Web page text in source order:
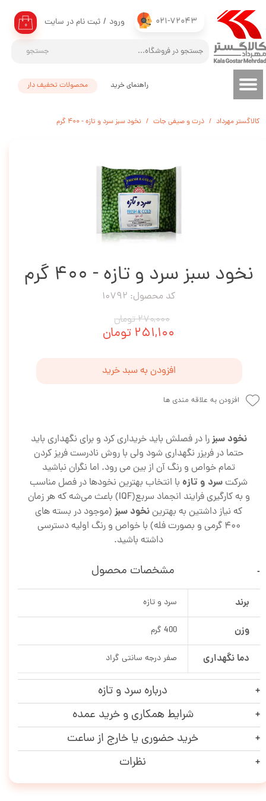
021-72043
جستجو
۰ ورود / ثبت نام در سایت
حساب کاربری من
تغییر گذر واژه
سفارشات
محصولات تحفیف دار راهنمای خرید
کالاگستر مهرداد ذرت و صیفی جات نخود سبز سرد و تازه - 400 گرم
نخود سبز سرد و تازه - 400 گرم
کد محصول: 10792
۲۷۰,۰۰۰ تومان
۲۵۱,۱۰۰ تومان
افزودن به سبد خرید
افزودن به علاقه مندی ها
نخود سبزرا در فصلش باید خریداری کرد و برای نگهداری باید
حتما در فریزر نگهداری شود ولی با روش نادرست فریز کردن
تمام خواص و رنگ آن از بین می رود. اما نگران نباشید
شرکتسرد و تازهبا انتخاب بهترین نخودها در فصل مناسب
و به کارگیری فرایند انجماد سربع(IQF) باعث می‌شه که هر زمان
که نیاز داشتین به بهتریننخود سبز(موجود در بسته های
۴۰۰ گرمی و بصورت فله) با خواص و رنگ اولیه دسترسی
داشته باشید.
مشخصات محصول
برند سرد و تازه
وزن 400 گرم
دما نگهداری صفر درجه سانتی گراد
درباره سرد و تازه
شرایط همکاری و خرید عمده
خرید حضوری یا خارج از ساعت
نظرات